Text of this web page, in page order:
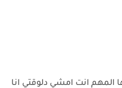
المهم انت امشي دلوقتي انا